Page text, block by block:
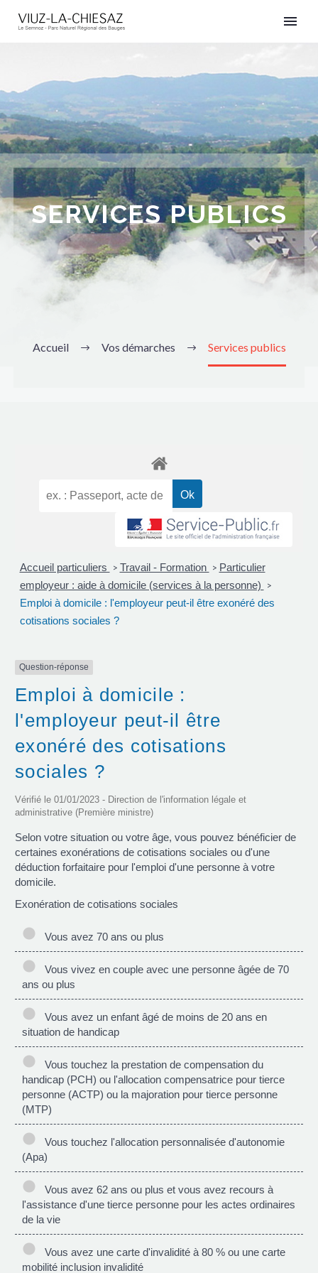
SERVICES PUBLICS
Accueil Vos démarches Services publics
Accueil particuliers > Travail - Formation > Particulier
employeur : aide à domicile (services à la personne)
>
Emploi à domicile : l'employeur peut-il être exonéré des
cotisations sociales ?
Question-réponse
Emploi à domicile :
l'employeur peut-il être
exonéré des cotisations
sociales ?
Vérifié le 01/01/2023 - Direction de l'information légale et
administrative (Première ministre)
Selon votre situation ou votre âge, vous pouvez bénéficier de
certaines exonérations de cotisations sociales ou d'une
déduction forfaitaire pour l'emploi d'une personne à votre
domicile.
Exonération de cotisations sociales
Vous avez 70 ans ou plus
Vous vivez en couple avec une personne âgée de 70
ans ou plus
Vous avez un enfant âgé de moins de 20 ans en
situation de handicap
Vous touchez la prestation de compensation du
handicap (PCH) ou l'allocation compensatrice pour tierce
personne (ACTP) ou la majoration pour tierce personne
(MTP)
Vous touchez l'allocation personnalisée d'autonomie
(Apa)
Vous avez 62 ans ou plus et vous avez recours à
l'assistance d'une tierce personne pour les actes ordinaires
de la vie
Vous avez une carte d'invalidité à 80 % ou une carte
mobilité inclusion invalidité